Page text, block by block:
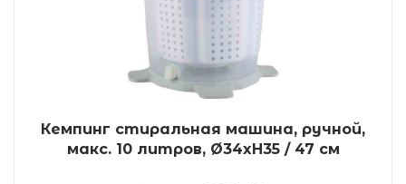
Кемпинг стиральная машина, ручной,
макс. 10 литров, Ø34xH35 / 47 см